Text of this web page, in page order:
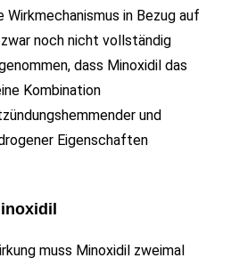
Wirkmechanismus in Bezug auf
noch nicht vollständig
dass Minoxidil das
Kombination
und
Eigenschaften
muss Minoxidil zweimal